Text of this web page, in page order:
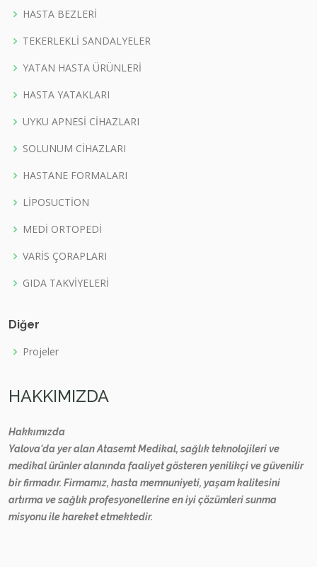
HASTA BEZLERİ
TEKERLEKLİ SANDALYELER
YATAN HASTA ÜRÜNLERİ
HASTA YATAKLARI
UYKU APNESİ CİHAZLARI
SOLUNUM CİHAZLARI
HASTANE FORMALARI
LİPOSUCTİON
MEDİ ORTOPEDİ
VARİS ÇORAPLARI
GIDA TAKVİYELERİ
Diğer
Projeler
HAKKIMIZDA
Hakkımızda
Yalova'da yer alan Atasemt Medikal, sağlık teknolojileri ve
medikal ürünler alanında faaliyet gösteren yenilikçi ve güvenilir
bir firmadır. Firmamız, hasta memnuniyeti, yaşam kalitesini
artırma ve sağlık profesyonellerine en iyi çözümleri sunma
misyonu ile hareket etmektedir.